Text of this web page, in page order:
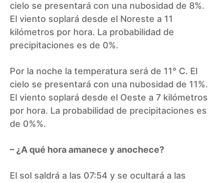
cielo se presentará con una nubosidad de 8%.
El viento soplará desde el Noreste a 11
kilómetros por hora. La probabilidad de
precipitaciones es de 0%.
Por la noche la temperatura será de 11° C. El
cielo se presentará con una nubosidad de 11%.
El viento soplará desde el Oeste a 7 kilómetros
por hora. La probabilidad de precipitaciones es
de 0%%.
– ¿A qué hora amanece y anochece?
El sol saldrá a las 07:54 y se ocultará a las